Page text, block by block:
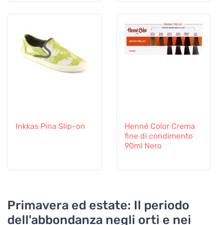
Inkkas Pina Slip-on
Henné Color Crema
fine di condimento
90ml Nero
Primavera ed estate: Il periodo
dell'abbondanza negli orti e nei